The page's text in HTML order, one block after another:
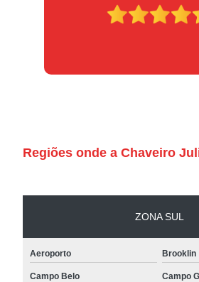
Regiões onde a Chaveiro
ZONA SUL
Aeroporto Brooklin
Campo Belo Campo